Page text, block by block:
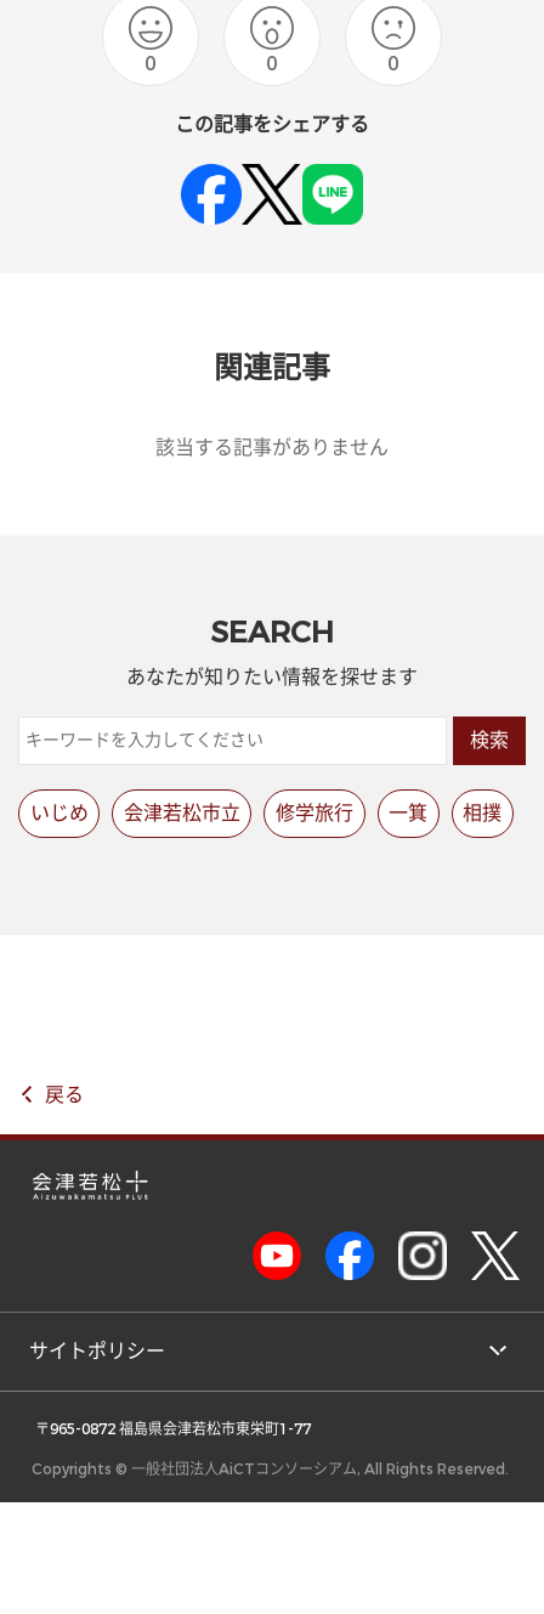
0 0 0
この記事をシェアする
関連記事
該当する記事がありません
SEARCH
あなたが知りたい情報を探せます
検索
いじめ 会津若松市立 修学旅行 一箕 相撲
戻る
サイトポリシー
〒965-0872 福島県会津若松市東栄町1-77
Copyrights © 一般社団法人AiCTコンソーシアム, All Rights Reserved.